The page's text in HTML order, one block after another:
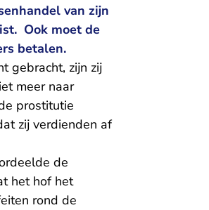
van zijn
Ook moet de
betalen.
gebracht, zijn zij
meer naar
prostitutie
zij verdienden af
de
het hof het
rond de